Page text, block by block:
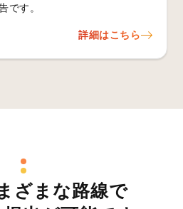
です。
詳細はこちら
ざまな路線で